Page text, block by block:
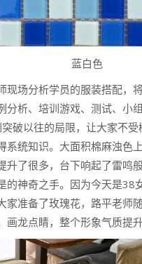
蓝白色
现场分析学员的服装搭配，
分析、培训游戏、测试、小
破以往的局限，让大家不
系统知识。大面积棉麻浊色
升了很多，台下响起了雷鸣
的神奇之手。因为今天是38
家准备了玫瑰花，路平老师
画龙点睛，整个形象气质提升